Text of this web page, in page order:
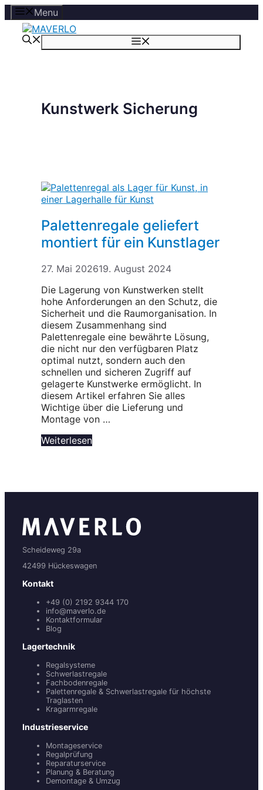
Zum
Inhalt
springen
Menu
Kunstwerk Sicherung
Palettenregale geliefert
montiert für ein Kunstlager
27. Mai 202619. August 2024
Die Lagerung von Kunstwerken stellt
hohe Anforderungen an den Schutz, die
Sicherheit und die Raumorganisation. In
diesem Zusammenhang sind
Palettenregale eine bewährte Lösung,
die nicht nur den verfügbaren Platz
optimal nutzt, sondern auch den
schnellen und sicheren Zugriff auf
gelagerte Kunstwerke ermöglicht. In
diesem Artikel erfahren Sie alles
Wichtige über die Lieferung und
Montage von …
Weiterlesen
Scheideweg 29a
42499 Hückeswagen
Kontakt
+49 (0) 2192 9344 170
info@maverlo.de
Kontaktformular
Blog
Lagertechnik
Regalsysteme
Schwerlastregale
Fachbodenregale
Palettenregale & Schwerlastregale für höchste
Traglasten
Kragarmregale
Industrieservice
Montageservice
Regalprüfung
Reparaturservice
Planung & Beratung
Demontage & Umzug